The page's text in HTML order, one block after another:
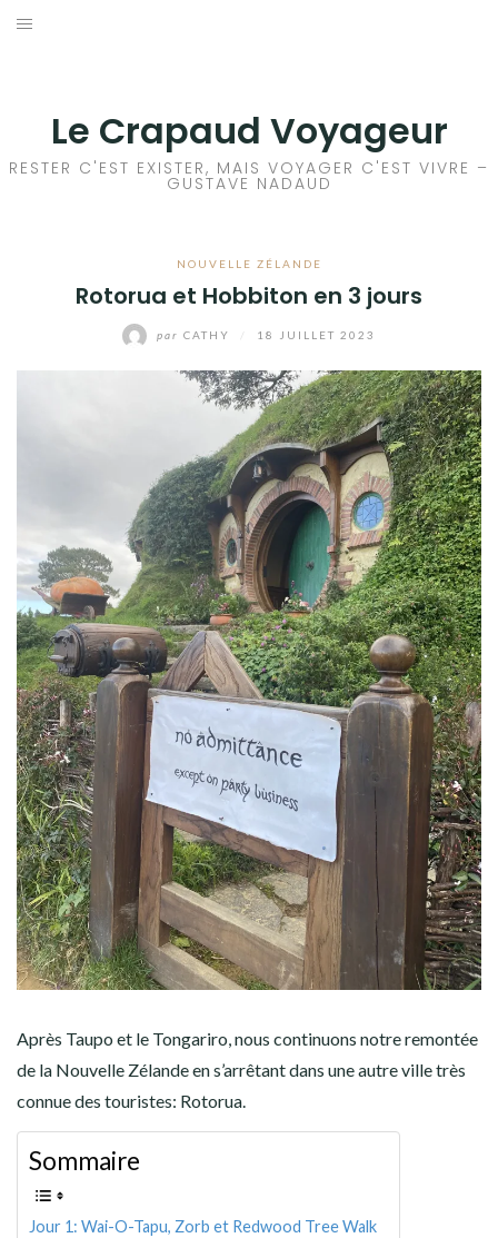
Aller
Le Crapaud Voyageur
RESTER C'EST EXISTER, MAIS VOYAGER C'EST VIVRE –
GUSTAVE NADAUD
NOUVELLE ZÉLANDE
Rotorua et Hobbiton en 3 jours
par CATHY 18 JUILLET 2023
Après Taupo et le Tongariro, nous continuons notre remontée
de la Nouvelle Zélande en s’arrêtant dans une autre ville très
connue des touristes: Rotorua.
Sommaire
Jour 1: Wai-O-Tapu, Zorb et Redwood Tree Walk
EUROPE
AMÉRIQUE DU SUD
TOUR DU MONDE 2020-2021
CONTACT